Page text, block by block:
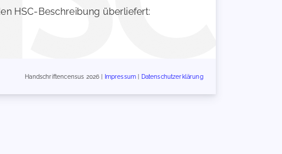
HSC-Beschreibung überliefert:
Handschriftencensus 2026 | Impressum Datenschutzerklärung